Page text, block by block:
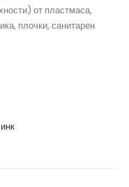
от пластмаса,
плочки, санитарен